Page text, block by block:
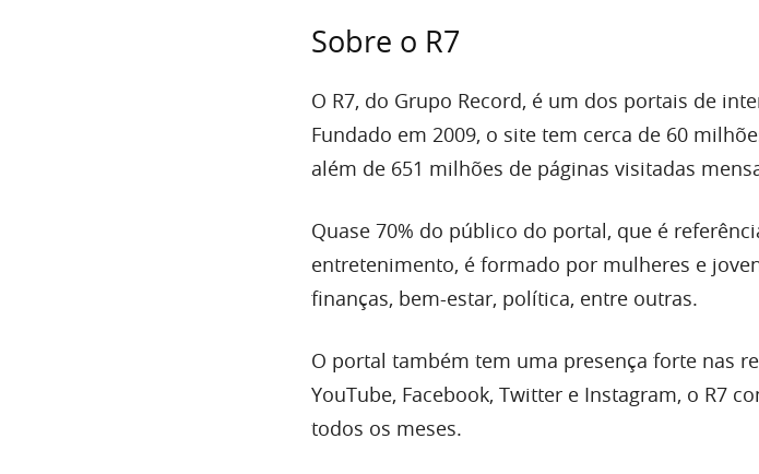
Sobre o R7
O R7, do Grupo Record, é um dos portais de
Fundado em 2009, o site tem cerca de 60
além de 651 milhões de páginas visitadas
Quase 70% do público do portal, que é
entretenimento, é formado por mulheres e
finanças, bem-estar, política, entre outras.
O portal também tem uma presença forte nas
YouTube, Facebook, Twitter e Instagram, o R7
todos os meses.